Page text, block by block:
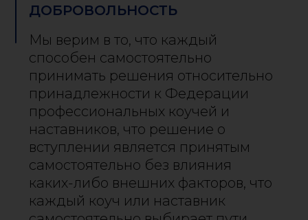
ДОБРОВОЛЬНОСТЬ
Мы верим в то, что каждый
способен самостоятельно
принимать решения относительно
принадлежности к Федерации
профессиональных коучей и
наставников, что решение о
вступлении является принятым
самостоятельно без влияния
каких-либо внешних факторов, что
каждый коуч или наставник